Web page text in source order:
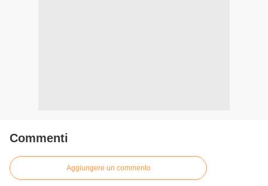
Commenti
Aggiungere un commento